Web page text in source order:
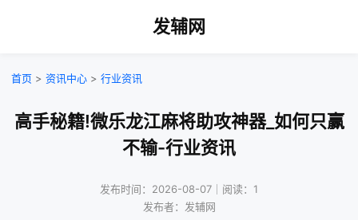
发辅网
首页 > 资讯中心 > 行业资讯
高手秘籍!微乐龙江麻将助攻神器_如何只赢
不输-行业资讯
发布时间：2026-08-07｜阅读：1
发布者：发辅网